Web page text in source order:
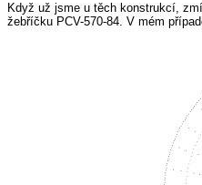
Když už jsme u těch konstrukcí,
žebříčku PCV-570-84. V mém